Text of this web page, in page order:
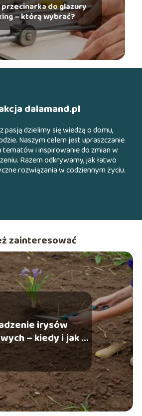
przecinarka do glazury
– którą wybrać?
dalamand.pl
pasją dzielimy się wiedzą o domu,
Naszym celem jest upraszczanie
i inspirowanie do zmian w
Razem odkrywamy, jak łatwo
rozwiązania w codziennym życiu.
zainteresować
irysów
– kiedy i jak to
zrobić?